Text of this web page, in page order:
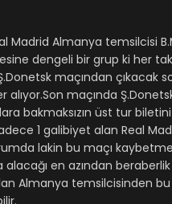
Almanya temsilcisi
dengeli bir grup ki her
maçından çıkacak
maçında
bakmaksızın üst tur
1 galibiyet alan Real
lakin bu maçı
en azından
Almanya temsilcisinden